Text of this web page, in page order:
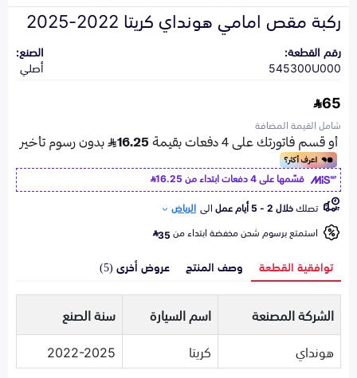
ركبة مقص امامي هونداي كريتا 2022-2025
رقم القطعة:
545300U000
الصنع:
أصلي
65
شامل القيمة المضافة
قسّمها على 4 دفعات ابتداء من
16.25
تصلكخلال 2 - 5 أيام عمل الى الرياض
استمتع برسوم شحن مخفضة ابتداء من35
توافقية القطعة وصف المنتج عروض أخرى (5)
الشركة المصنعة اسم السيارة
سنة الصنع
هونداي
كريتا 2022-2025